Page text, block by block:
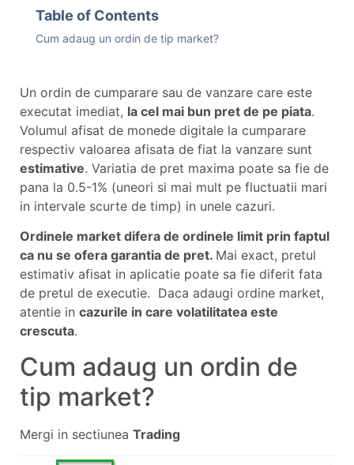
Table of Contents
Cum adaug un ordin de tip market?
Un ordin de cumparare sau de vanzare care este
executat imediat, la cel mai bun pret de pe piata.
Volumul afisat de monede digitale la cumparare
respectiv valoarea afisata de fiat la vanzare sunt
estimative. Variatia de pret maxima poate sa fie de
pana la 0.5-1% (uneori si mai mult pe fluctuatii mari
in intervale scurte de timp) in unele cazuri.
Ordinele market difera de ordinele limit prin faptul
ca nu se ofera garantia de pret. Mai exact, pretul
estimativ afisat in aplicatie poate sa fie diferit fata
de pretul de executie. Daca adaugi ordine market,
atentie in cazurile in care volatilitatea este
crescuta.
Cum adaug un ordin de
tip market?
Mergi in sectiunea Trading